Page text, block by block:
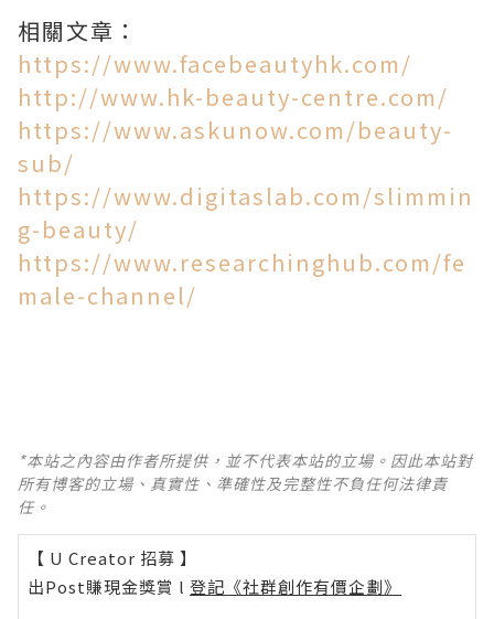
相關文章：
https://www.facebeautyhk.com/
http://www.hk-beauty-centre.com/
https://www.askunow.com/beauty-
sub/
https://www.digitaslab.com/slimmin
g-beauty/
https://www.researchinghub.com/fe
male-channel/
*本站之內容由作者所提供，並不代表本站的立場。因此本站對
所有博客的立場、真實性、準確性及完整性不負任何法律責
任。
【 U Creator 招募 】
出Post賺現金獎賞 l 登記《社群創作有價企劃》